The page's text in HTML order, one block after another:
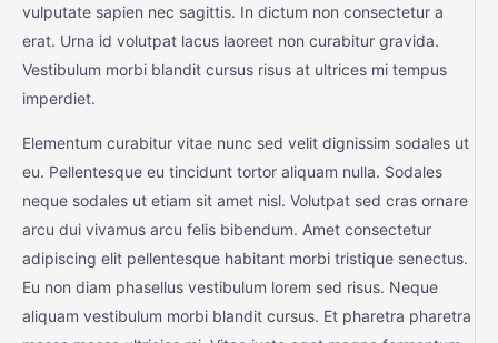
vulputate sapien nec sagittis. In dictum non consectetur a
erat. Urna id volutpat lacus laoreet non curabitur gravida.
Vestibulum morbi blandit cursus risus at ultrices mi tempus
imperdiet.
Elementum curabitur vitae nunc sed velit dignissim sodales ut
eu. Pellentesque eu tincidunt tortor aliquam nulla. Sodales
neque sodales ut etiam sit amet nisl. Volutpat sed cras ornare
arcu dui vivamus arcu felis bibendum. Amet consectetur
adipiscing elit pellentesque habitant morbi tristique senectus.
Eu non diam phasellus vestibulum lorem sed risus. Neque
aliquam vestibulum morbi blandit cursus. Et pharetra pharetra